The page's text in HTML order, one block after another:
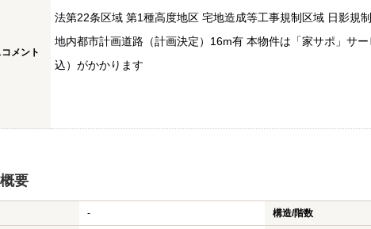
メント
法第22条区域 第1種高度地区 宅地造成等工事規制区域 日影規
地内都市計画道路（計画決定）16m有 本物件は「家サポ」サ
込）がかかります
要
- 構造/階数